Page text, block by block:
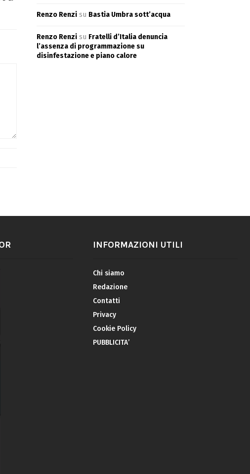
Renzo Renzi su Bastia Umbra sott’acqua
Renzo Renzi su Fratelli d’Italia denuncia
l’assenza di programmazione su
disinfestazione e piano calore
INFORMAZIONI UTILI
Chi siamo
Redazione
Contatti
Privacy
Cookie Policy
PUBBLICITA’